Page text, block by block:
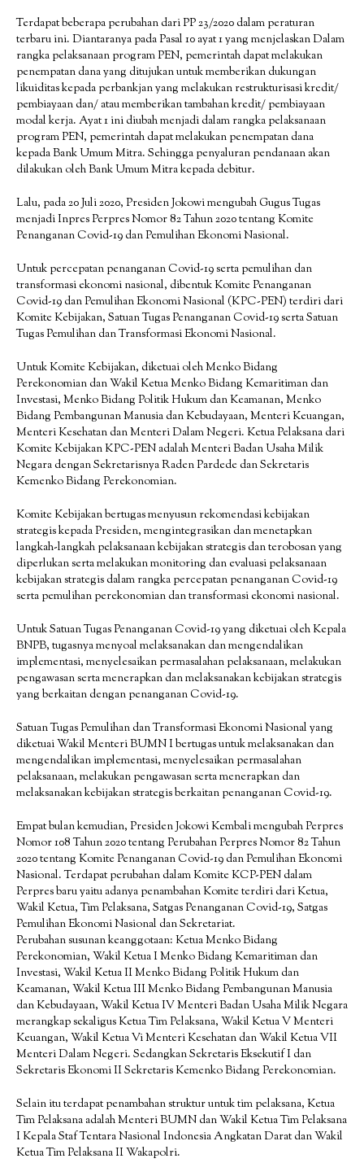
Terdapat beberapa perubahan dari PP 23/2020 dalam peraturan
terbaru ini. Diantaranya pada Pasal 10 ayat 1 yang menjelaskan Dalam
rangka pelaksanaan program PEN, pemerintah dapat melakukan
penempatan dana yang ditujukan untuk memberikan dukungan
likuiditas kepada perbankjan yang melakukan restrukturisasi kredit/
pembiayaan dan/ atau memberikan tambahan kredit/ pembiayaan
modal kerja. Ayat 1 ini diubah menjadi dalam rangka pelaksanaan
program PEN, pemerintah dapat melakukan penempatan dana
kepada Bank Umum Mitra. Sehingga penyaluran pendanaan akan
dilakukan oleh Bank Umum Mitra kepada debitur.
Lalu, pada 20 Juli 2020, Presiden Jokowi mengubah Gugus Tugas
menjadi Inpres Perpres Nomor 82 Tahun 2020 tentang Komite
Penanganan Covid-19 dan Pemulihan Ekonomi Nasional.
Untuk percepatan penanganan Covid-19 serta pemulihan dan
transformasi ekonomi nasional, dibentuk Komite Penanganan
Covid-19 dan Pemulihan Ekonomi Nasional (KPC-PEN) terdiri dari
Komite Kebijakan, Satuan Tugas Penanganan Covid-19 serta Satuan
Tugas Pemulihan dan Transformasi Ekonomi Nasional.
Untuk Komite Kebijakan, diketuai oleh Menko Bidang
Perekonomian dan Wakil Ketua Menko Bidang Kemaritiman dan
Investasi, Menko Bidang Politik Hukum dan Keamanan, Menko
Bidang Pembangunan Manusia dan Kebudayaan, Menteri Keuangan,
Menteri Kesehatan dan Menteri Dalam Negeri. Ketua Pelaksana dari
Komite Kebijakan KPC-PEN adalah Menteri Badan Usaha Milik
Negara dengan Sekretarisnya Raden Pardede dan Sekretaris
Kemenko Bidang Perekonomian.
Komite Kebijakan bertugas menyusun rekomendasi kebijakan
strategis kepada Presiden, mengintegrasikan dan menetapkan
langkah-langkah pelaksanaan kebijakan strategis dan terobosan yang
diperlukan serta melakukan monitoring dan evaluasi pelaksanaan
kebijakan strategis dalam rangka percepatan penanganan Covid-19
serta pemulihan perekonomian dan transformasi ekonomi nasional.
Untuk Satuan Tugas Penanganan Covid-19 yang diketuai oleh Kepala
BNPB, tugasnya menyoal melaksanakan dan mengendalikan
implementasi, menyelesaikan permasalahan pelaksanaan, melakukan
pengawasan serta menerapkan dan melaksanakan kebijakan strategis
yang berkaitan dengan penanganan Covid-19.
Satuan Tugas Pemulihan dan Transformasi Ekonomi Nasional yang
diketuai Wakil Menteri BUMN I bertugas untuk melaksanakan dan
mengendalikan implementasi, menyelesaikan permasalahan
pelaksanaan, melakukan pengawasan serta menerapkan dan
melaksanakan kebijakan strategis berkaitan penanganan Covid-19.
Empat bulan kemudian, Presiden Jokowi Kembali mengubah Perpres
Nomor 108 Tahun 2020 tentang Perubahan Perpres Nomor 82 Tahun
2020 tentang Komite Penanganan Covid-19 dan Pemulihan Ekonomi
Nasional. Terdapat perubahan dalam Komite KCP-PEN dalam
Perpres baru yaitu adanya penambahan Komite terdiri dari Ketua,
Wakil Ketua, Tim Pelaksana, Satgas Penanganan Covid-19, Satgas
Pemulihan Ekonomi Nasional dan Sekretariat.
Perubahan susunan keanggotaan: Ketua Menko Bidang
Perekonomian, Wakil Ketua I Menko Bidang Kemaritiman dan
Investasi, Wakil Ketua II Menko Bidang Politik Hukum dan
Keamanan, Wakil Ketua III Menko Bidang Pembangunan Manusia
dan Kebudayaan, Wakil Ketua IV Menteri Badan Usaha Milik Negara
merangkap sekaligus Ketua Tim Pelaksana, Wakil Ketua V Menteri
Keuangan, Wakil Ketua Vi Menteri Kesehatan dan Wakil Ketua VII
Menteri Dalam Negeri. Sedangkan Sekretaris Eksekutif I dan
Sekretaris Ekonomi II Sekretaris Kemenko Bidang Perekonomian.
Selain itu terdapat penambahan struktur untuk tim pelaksana, Ketua
Tim Pelaksana adalah Menteri BUMN dan Wakil Ketua Tim Pelaksana
I Kepala Staf Tentara Nasional Indonesia Angkatan Darat dan Wakil
Ketua Tim Pelaksana II Wakapolri.